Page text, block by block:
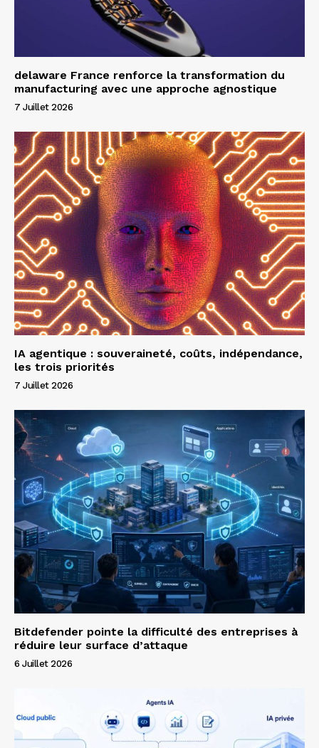
delaware France renforce la transformation du
manufacturing avec une approche agnostique
7 Juillet 2026
IA agentique : souveraineté, coûts, indépendance,
les trois priorités
7 Juillet 2026
Bitdefender pointe la difficulté des entreprises à
réduire leur surface d’attaque
6 Juillet 2026